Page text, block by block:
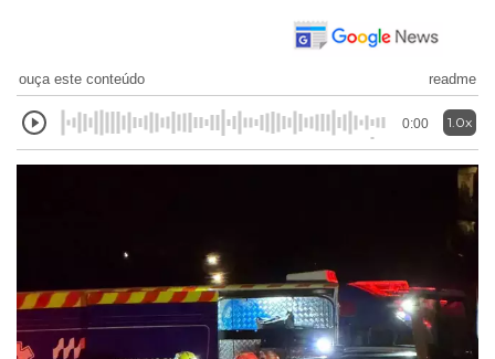
ouça este conteúdo readme
0:00 1.0x